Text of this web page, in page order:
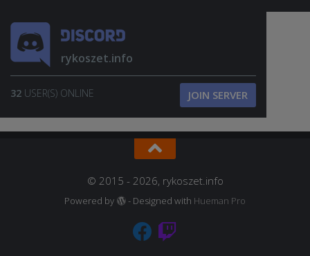
rykoszet.info
32 USER(S) ONLINE JOIN SERVER
© 2015 - 2026, rykoszet.info
Powered by - Designed with Hueman Pro